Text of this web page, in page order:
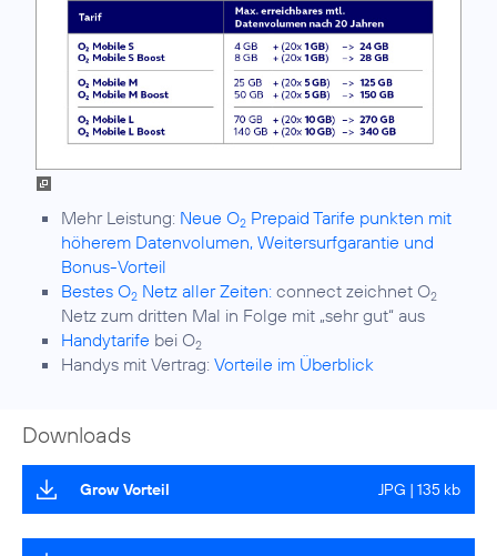
Mehr Leistung: Neue O2 Prepaid Tarife punkten mit
höherem Datenvolumen, Weitersurfgarantie und
Bonus-Vorteil
Bestes O2 Netz aller Zeiten: connect zeichnet O2
Netz zum dritten Mal in Folge mit „sehr gut“ aus
Handytarife bei O2
Handys mit Vertrag: Vorteile im Überblick
Downloads
Grow Vorteil JPG | 135 kb